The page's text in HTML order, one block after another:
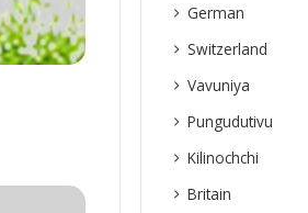
German
Switzerland
Vavuniya
Pungudutivu
Kilinochchi
Britain